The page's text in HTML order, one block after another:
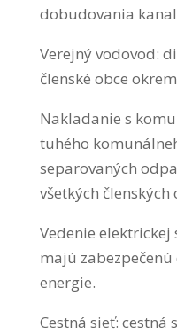
dobudovania
Verejný vodovod:
členské obce
Nakladanie s
tuhého
separovaných
všetkých členských
Vedenie elektrickej
majú
energie.
Cestná sieť: cestná